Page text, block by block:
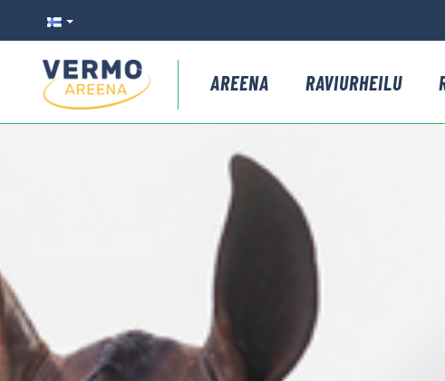
AREENA RAVIURHEILU